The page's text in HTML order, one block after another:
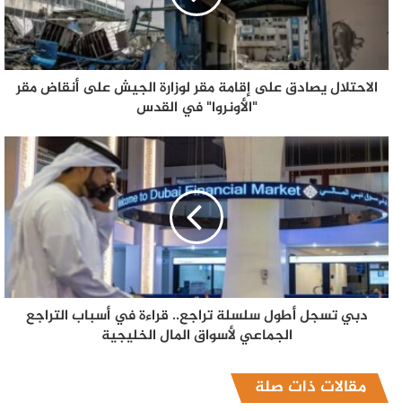
الاحتلال يصادق على إقامة مقر لوزارة الجيش على أنقاض مقر
"الأونروا" في القدس
دبي تسجل أطول سلسلة تراجع.. قراءة في أسباب التراجع
الجماعي لأسواق المال الخليجية
مقالات ذات صلة